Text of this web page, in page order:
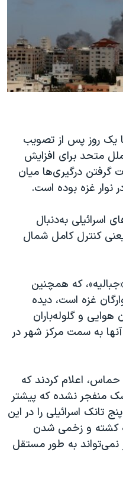
شنبه ۲ دی، تنها یک روز پس از تصویب
متحد برای افزایش
گرفتن درگیری‌ها میان
نوار غزه بوده است.
اسرائیلی به‌دنبال
کنترل کامل شمال
که همچنین
غزه است، دیده
و گلوله‌باران
آنها به سمت مرکز شهر در
اعلام کردند که
منفجر نشده که پیشتر
تانک اسرائیلی را در این
کشته و زخمی شدن
نمی‌تواند به طور مستقل